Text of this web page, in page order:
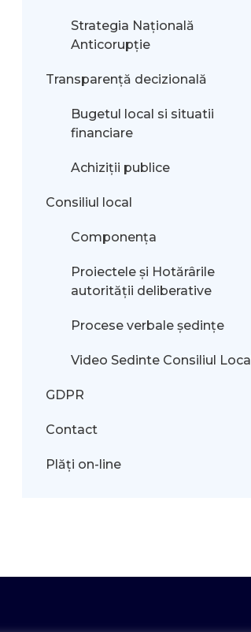
Strategia Națională
Anticorupție
Transparență decizională
Bugetul local si situatii
financiare
Achiziții publice
Consiliul local
Componența
Proiectele și Hotărârile
autorității deliberative
Procese verbale ședințe
Video Sedinte Consiliul Local
GDPR
Contact
Plăți on-line